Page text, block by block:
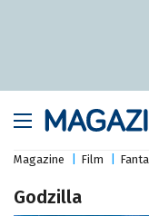
Magazine Film
Godzilla